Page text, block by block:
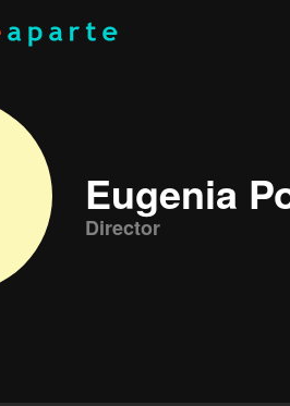
Eugenia
Director